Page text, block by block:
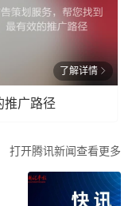
了解详情
推广路径
打开腾讯新闻查看更多